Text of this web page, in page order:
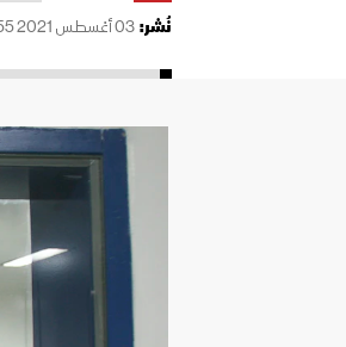
نُشر:03 أغسطس 2021 17:55